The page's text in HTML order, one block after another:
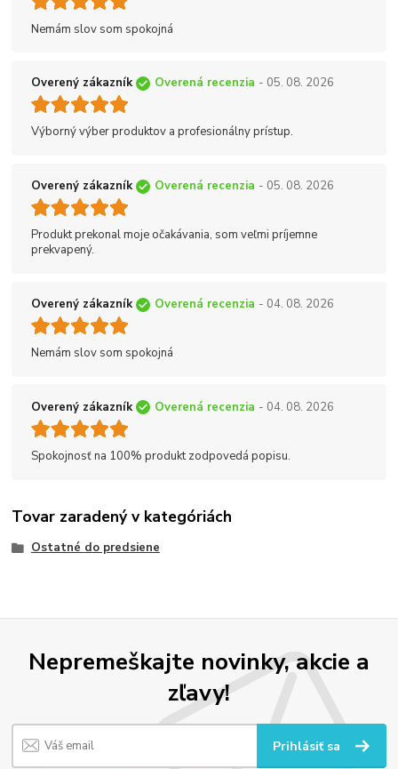
Nemám slov som spokojná
Overený zákazník Overená recenzia - 05. 08. 2026
Výborný výber produktov a profesionálny prístup.
Overený zákazník Overená recenzia - 05. 08. 2026
Produkt prekonal moje očakávania, som veľmi príjemne
prekvapený.
Overený zákazník Overená recenzia - 04. 08. 2026
Nemám slov som spokojná
Overený zákazník Overená recenzia - 04. 08. 2026
Spokojnosť na 100% produkt zodpovedá popisu.
Tovar zaradený v kategóriách
Ostatné do predsiene
Nepremeškajte novinky, akcie a
zľavy!
Prihlásiť sa